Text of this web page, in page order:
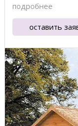
подробнее
оставить